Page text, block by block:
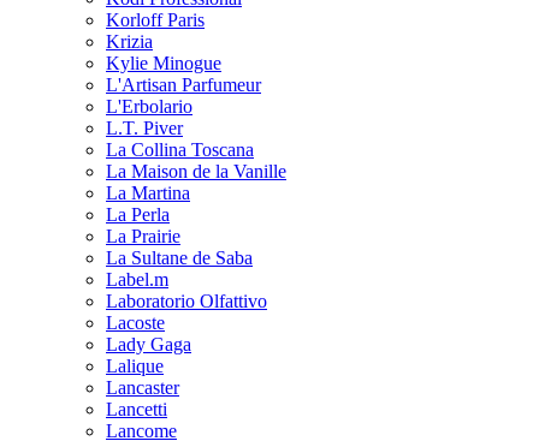
Korloff Paris
Krizia
Kylie Minogue
L'Artisan Parfumeur
L'Erbolario
L.T. Piver
La Collina Toscana
La Maison de la Vanille
La Martina
La Perla
La Prairie
La Sultane de Saba
Label.m
Laboratorio Olfattivo
Lacoste
Lady Gaga
Lalique
Lancaster
Lancetti
Lancome